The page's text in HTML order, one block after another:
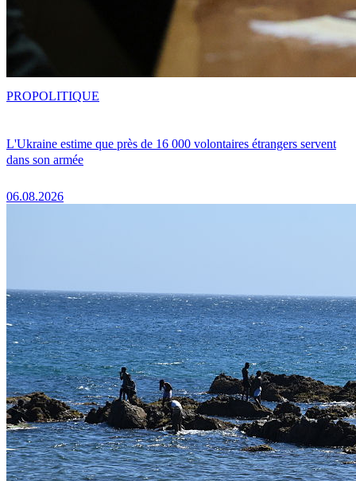
L'Ukraine estime que près de 16 000 volontaires étrangers servent
dans son armée
06.08.2026
PROPOLITIQUE